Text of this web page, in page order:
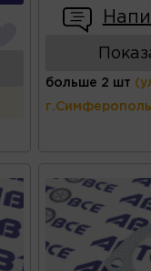
больше 2 шт